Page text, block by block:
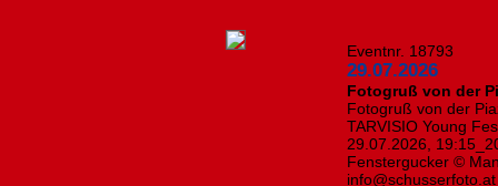
Eventnr. 18793
29.07.2026
Fotogruß von der
Fotogruß von der
TARVISIO Young
29.07.2026,
Fenstergucker ©